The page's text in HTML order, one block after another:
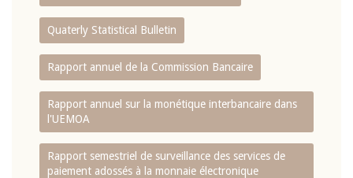
Quaterly Statistical Bulletin
Rapport annuel de la Commission Bancaire
Rapport annuel sur la monétique interbancaire dans
l'UEMOA
Rapport semestriel de surveillance des services de
paiement adossés à la monnaie électronique